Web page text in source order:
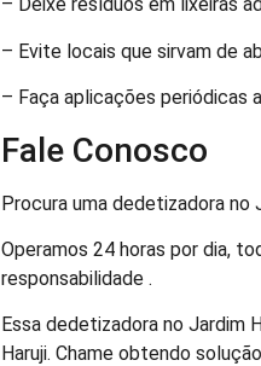
– Deixe resíduos em lixeiras
– Evite locais que sirvam de
– Faça aplicações periódicas
Fale Conosco
Procura uma dedetizadora no
Operamos 24 horas por dia,
responsabilidade .
Essa dedetizadora no Jardim
Haruji. Chame obtendo